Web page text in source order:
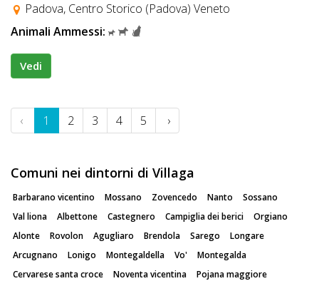
Padova, Centro Storico (Padova) Veneto
Animali Ammessi:
Vedi
‹ 1 2 3 4 5 ›
Comuni nei dintorni di Villaga
Barbarano vicentino Mossano Zovencedo Nanto
Sossano
Val liona
Albettone Castegnero Campiglia dei berici
Orgiano
Alonte
Rovolon Agugliaro Brendola Sarego
Longare
Arcugnano
Lonigo Montegaldella Vo'
Montegalda
Cervarese santa croce
Noventa vicentina
Pojana maggiore